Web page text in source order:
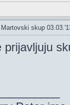
Martovski skup
prijavljuju